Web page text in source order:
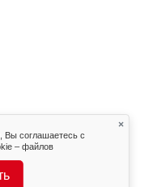
Вы соглашаетесь с
– файлов
×